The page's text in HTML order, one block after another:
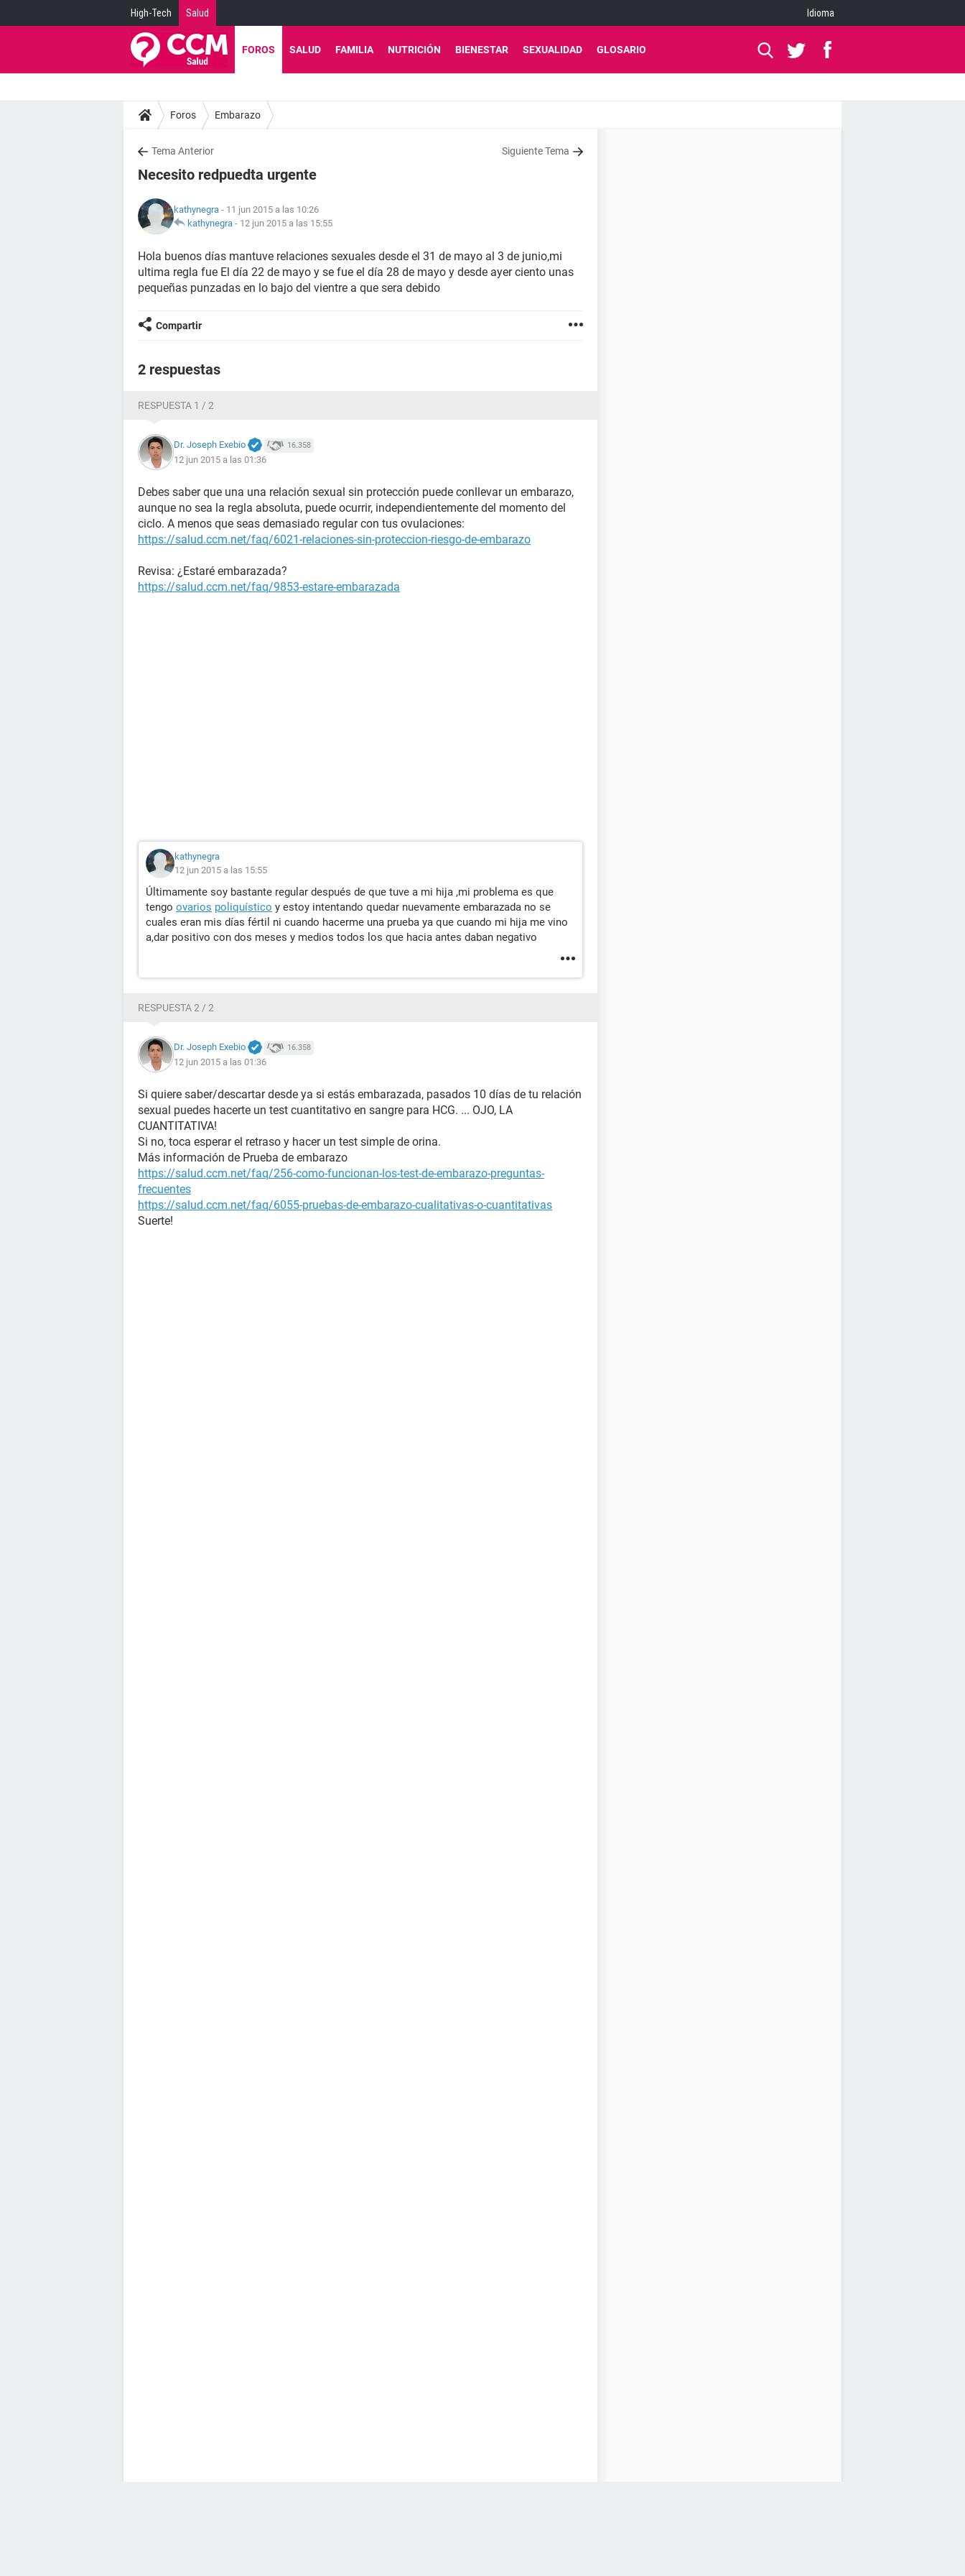
High-Tech Salud Idioma
FOROS SALUD FAMILIA NUTRICIÓN BIENESTAR SEXUALIDAD GLOSARIO
Foros Embarazo
Tema Anterior Siguiente Tema
Necesito redpuedta urgente
kathynegra - 11 jun 2015 a las 10:26
kathynegra - 12 jun 2015 a las 15:55
Hola buenos días mantuve relaciones sexuales desde el 31 de mayo al 3 de junio,mi
ultima regla fue El día 22 de mayo y se fue el día 28 de mayo y desde ayer ciento unas
pequeñas punzadas en lo bajo del vientre a que sera debido
Compartir
2 respuestas
RESPUESTA 1 / 2
Dr. Joseph Exebio 16.358
12 jun 2015 a las 01:36
Debes saber que una una relación sexual sin protección puede conllevar un embarazo,
aunque no sea la regla absoluta, puede ocurrir, independientemente del momento del
ciclo. A menos que seas demasiado regular con tus ovulaciones:
https://salud.ccm.net/faq/6021-relaciones-sin-proteccion-riesgo-de-embarazo
Revisa: ¿Estaré embarazada?
https://salud.ccm.net/faq/9853-estare-embarazada
kathynegra
12 jun 2015 a las 15:55
Últimamente soy bastante regular después de que tuve a mi hija ,mi problema es que
tengo ovarios poliquístico y estoy intentando quedar nuevamente embarazada no se
cuales eran mis días fértil ni cuando hacerme una prueba ya que cuando mi hija me vino
a,dar positivo con dos meses y medios todos los que hacia antes daban negativo
RESPUESTA 2 / 2
Dr. Joseph Exebio 16.358
12 jun 2015 a las 01:36
Si quiere saber/descartar desde ya si estás embarazada, pasados 10 días de tu relación
sexual puedes hacerte un test cuantitativo en sangre para HCG. ... OJO, LA
CUANTITATIVA!
Si no, toca esperar el retraso y hacer un test simple de orina.
Más información de Prueba de embarazo
https://salud.ccm.net/faq/256-como-funcionan-los-test-de-embarazo-preguntas-
frecuentes
https://salud.ccm.net/faq/6055-pruebas-de-embarazo-cualitativas-o-cuantitativas
Suerte!